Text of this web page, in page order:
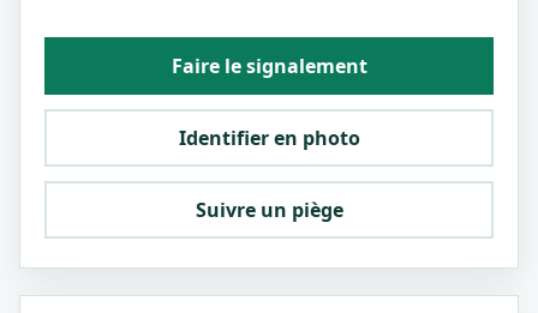
Faire le signalement
Identifier en photo
Suivre un piège